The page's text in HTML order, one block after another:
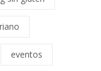
eventos